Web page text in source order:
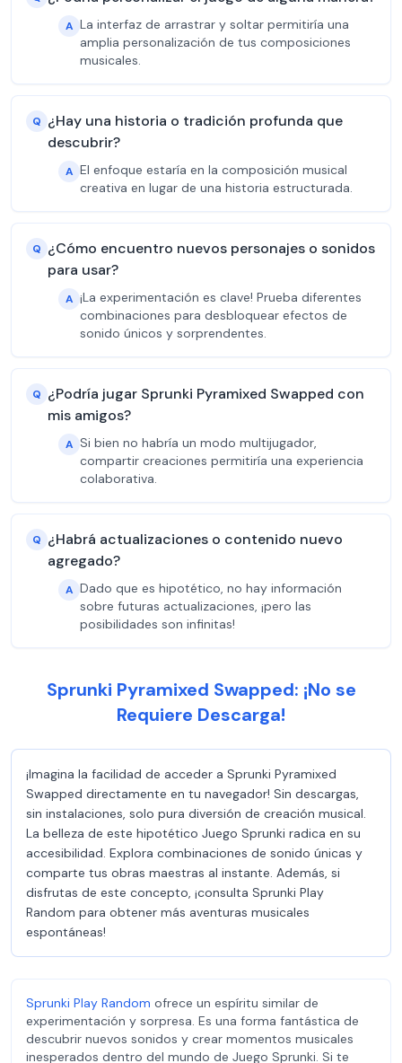
A La interfaz de arrastrar y soltar permitiría una
amplia personalización de tus composiciones
musicales.
Q ¿Hay una historia o tradición profunda que
descubrir?
A El enfoque estaría en la composición musical
creativa en lugar de una historia estructurada.
Q ¿Cómo encuentro nuevos personajes o sonidos
para usar?
A ¡La experimentación es clave! Prueba diferentes
combinaciones para desbloquear efectos de
sonido únicos y sorprendentes.
Q ¿Podría jugar Sprunki Pyramixed Swapped con
mis amigos?
A Si bien no habría un modo multijugador,
compartir creaciones permitiría una experiencia
colaborativa.
Q ¿Habrá actualizaciones o contenido nuevo
agregado?
A Dado que es hipotético, no hay información
sobre futuras actualizaciones, ¡pero las
posibilidades son infinitas!
Sprunki Pyramixed Swapped: ¡No se
Requiere Descarga!
¡Imagina la facilidad de acceder a Sprunki Pyramixed
Swapped directamente en tu navegador! Sin descargas,
sin instalaciones, solo pura diversión de creación musical.
La belleza de este hipotético Juego Sprunki radica en su
accesibilidad. Explora combinaciones de sonido únicas y
comparte tus obras maestras al instante. Además, si
disfrutas de este concepto, ¡consulta Sprunki Play
Random para obtener más aventuras musicales
espontáneas!
Sprunki Play Random ofrece un espíritu similar de
experimentación y sorpresa. Es una forma fantástica de
descubrir nuevos sonidos y crear momentos musicales
inesperados dentro del mundo de Juego Sprunki. Si te